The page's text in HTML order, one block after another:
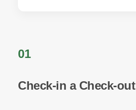
01
Check-in a Check-out